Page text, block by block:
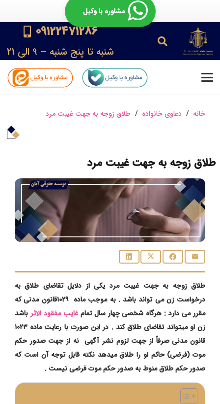
مشاوره با وکیل
09122471286
شنبه تا پنج شنبه – 9 الی 21
خانه / دعاوی خانواده / طلاق زوجه به جهت غیبت مرد
طلاق زوجه به جهت غیبت مرد
طلاق زوجه به جهت غیبت مرد یکی از دلایل تقاضای طلاق به
درخواست زن می تواند باشد . به موجب ماده ۱۰۲۹قانون مدنی که
مقرر می دارد : هرگاه شخصی چهار سال تمامغایب مفقود الاثر باشد
زن او میتواند تقاضای طلاق کند . در این صورت با رعایت ماده ۱۰۲۳
قانون مدنی صرفاً از جهت لزوم نشر آگهی نه از جهت صدور حکم
موت (فرضی) حاکم او را طلاق میدهد نکته قابل توجه آن است که
صدور حکم طلاق منوط به صدور حکم موت فرضی نیست .